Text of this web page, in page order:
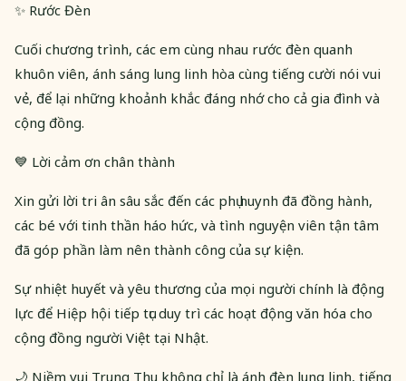
✨ Rước Đèn
Cuối chương trình, các em cùng nhau rước đèn quanh
khuôn viên, ánh sáng lung linh hòa cùng tiếng cười nói vui
vẻ, để lại những khoảnh khắc đáng nhớ cho cả gia đình và
cộng đồng.
💙 Lời cảm ơn chân thành
Xin gửi lời tri ân sâu sắc đến các phụ huynh đã đồng hành,
các bé với tinh thần háo hức, và tình nguyện viên tận tâm
đã góp phần làm nên thành công của sự kiện.
Sự nhiệt huyết và yêu thương của mọi người chính là động
lực để Hiệp hội tiếp tục duy trì các hoạt động văn hóa cho
cộng đồng người Việt tại Nhật.
🌙 Niềm vui Trung Thu không chỉ là ánh đèn lung linh, tiếng